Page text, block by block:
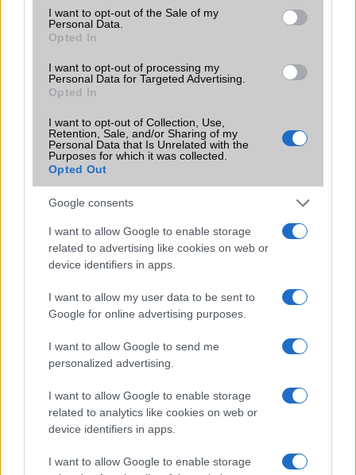
consent section.
I want to opt-out of the Sale of my
Personal Data.
Opted In
I want to opt-out of processing my
Personal Data for Targeted Advertising.
Opted In
I want to opt-out of Collection, Use,
Retention, Sale, and/or Sharing of my
Personal Data that Is Unrelated with the
Purposes for which it was collected.
Opted Out
Google consents
I want to allow Google to enable storage
related to advertising like cookies on web or
device identifiers in apps.
I want to allow my user data to be sent to
Google for online advertising purposes.
I want to allow Google to send me
personalized advertising.
I want to allow Google to enable storage
related to analytics like cookies on web or
device identifiers in apps.
I want to allow Google to enable storage
EGYÉB
SIM típus nanoSIM
Flight mode Van
Terület Magyar
Brand 2018
Védelem
Limited Edition Nincs
1,39
N/A = Nincs adat. Legutóbbi frissítés: 2026-07-13 19:00:00